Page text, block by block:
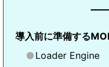
導入前に準備する
Loader Engine